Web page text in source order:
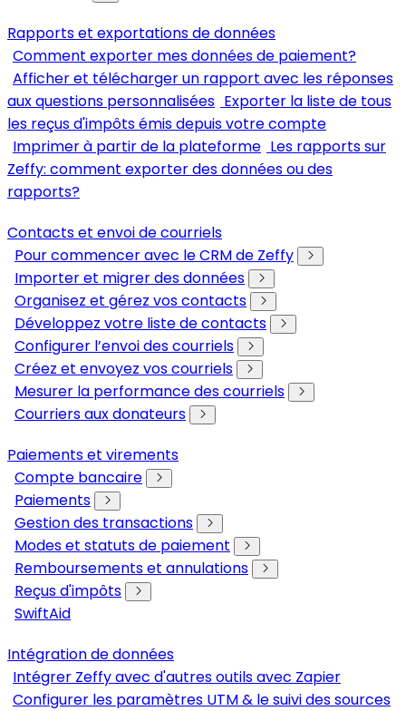
Rapports et exportations de données
Comment exporter mes données de paiement?
Afficher et télécharger un rapport avec les réponses
aux questions personnalisées Exporter la liste de tous
les reçus d'impôts émis depuis votre compte
Imprimer à partir de la plateforme Les rapports sur
Zeffy: comment exporter des données ou des
rapports?
Contacts et envoi de courriels
Pour commencer avec le CRM de Zeffy
Importer et migrer des données
Organisez et gérez vos contacts
Développez votre liste de contacts
Configurer l’envoi des courriels
Créez et envoyez vos courriels
Mesurer la performance des courriels
Courriers aux donateurs
Paiements et virements
Compte bancaire
Paiements
Gestion des transactions
Modes et statuts de paiement
Remboursements et annulations
Reçus d'impôts
SwiftAid
Intégration de données
Intégrer Zeffy avec d'autres outils avec Zapier
Configurer les paramètres UTM & le suivi des sources